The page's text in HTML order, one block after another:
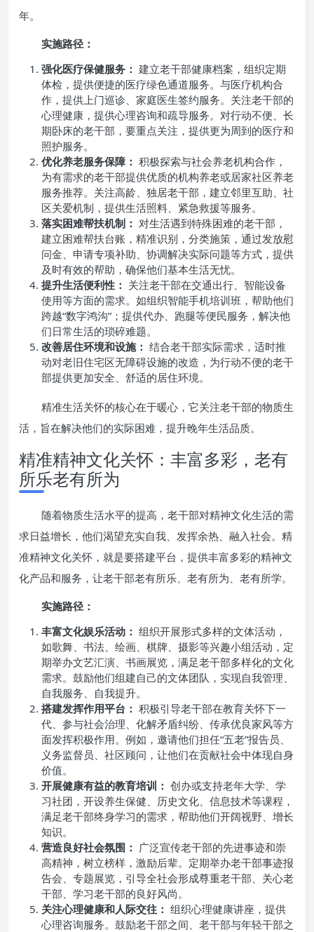
年。
实施路径：
强化医疗保健服务： 建立老干部健康档案，组织定期
体检，提供便捷的医疗绿色通道服务。与医疗机构合
作，提供上门巡诊、家庭医生签约服务。关注老干部的
心理健康，提供心理咨询和疏导服务。对行动不便、长
期卧床的老干部，要重点关注，提供更为周到的医疗和
照护服务。
优化养老服务保障： 积极探索与社会养老机构合作，
为有需求的老干部提供优质的机构养老或居家社区养老
服务推荐。关注高龄、独居老干部，建立邻里互助、社
区关爱机制，提供生活照料、紧急救援等服务。
落实困难帮扶机制： 对生活遇到特殊困难的老干部，
建立困难帮扶台账，精准识别，分类施策，通过发放慰
问金、申请专项补助、协调解决实际问题等方式，提供
及时有效的帮助，确保他们基本生活无忧。
提升生活便利性： 关注老干部在交通出行、智能设备
使用等方面的需求。如组织智能手机培训班，帮助他们
跨越“数字鸿沟”；提供代办、跑腿等便民服务，解决他
们日常生活的琐碎难题。
改善居住环境和设施： 结合老干部实际需求，适时推
动对老旧住宅区无障碍设施的改造，为行动不便的老干
部提供更加安全、舒适的居住环境。
精准生活关怀的核心在于暖心，它关注老干部的物质生
活，旨在解决他们的实际困难，提升晚年生活品质。
精准精神文化关怀：丰富多彩，老有
所乐老有所为
随着物质生活水平的提高，老干部对精神文化生活的需
求日益增长，他们渴望充实自我、发挥余热、融入社会。精
准精神文化关怀，就是要搭建平台，提供丰富多彩的精神文
化产品和服务，让老干部老有所乐、老有所为、老有所学。
实施路径：
丰富文化娱乐活动： 组织开展形式多样的文体活动，
如歌舞、书法、绘画、棋牌、摄影等兴趣小组活动，定
期举办文艺汇演、书画展览，满足老干部多样化的文化
需求。鼓励他们组建自己的文体团队，实现自我管理、
自我服务、自我提升。
搭建发挥作用平台： 积极引导老干部在教育关怀下一
代、参与社会治理、化解矛盾纠纷、传承优良家风等方
面发挥积极作用。例如，邀请他们担任“五老”报告员、
义务监督员、社区顾问，让他们在贡献社会中体现自身
价值。
开展健康有益的教育培训： 创办或支持老年大学、学
习社团，开设养生保健、历史文化、信息技术等课程，
满足老干部终身学习的需求，帮助他们开阔视野、增长
知识。
营造良好社会氛围： 广泛宣传老干部的先进事迹和崇
高精神，树立榜样，激励后辈。定期举办老干部事迹报
告会、专题展览，引导全社会形成尊重老干部、关心老
干部、学习老干部的良好风尚。
关注心理健康和人际交往： 组织心理健康讲座，提供
心理咨询服务。鼓励老干部之间、老干部与年轻干部之